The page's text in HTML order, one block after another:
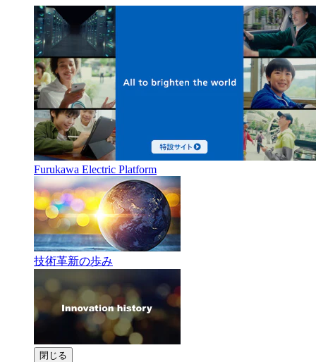
Furukawa Electric Platform
技術革新の歩み
閉じる